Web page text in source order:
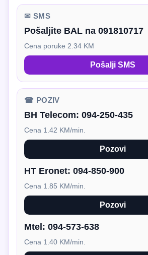
✉ SMS
Pošaljite BAL na 091810717
Cena poruke 2.34 KM
Pošalji SMS
☎ POZIV
BH Telecom: 094-250-435
Cena 1.42 KM/min.
Pozovi
HT Eronet: 094-850-900
Cena 1.85 KM/min.
Pozovi
Mtel: 094-573-638
Cena 1.40 KM/min.